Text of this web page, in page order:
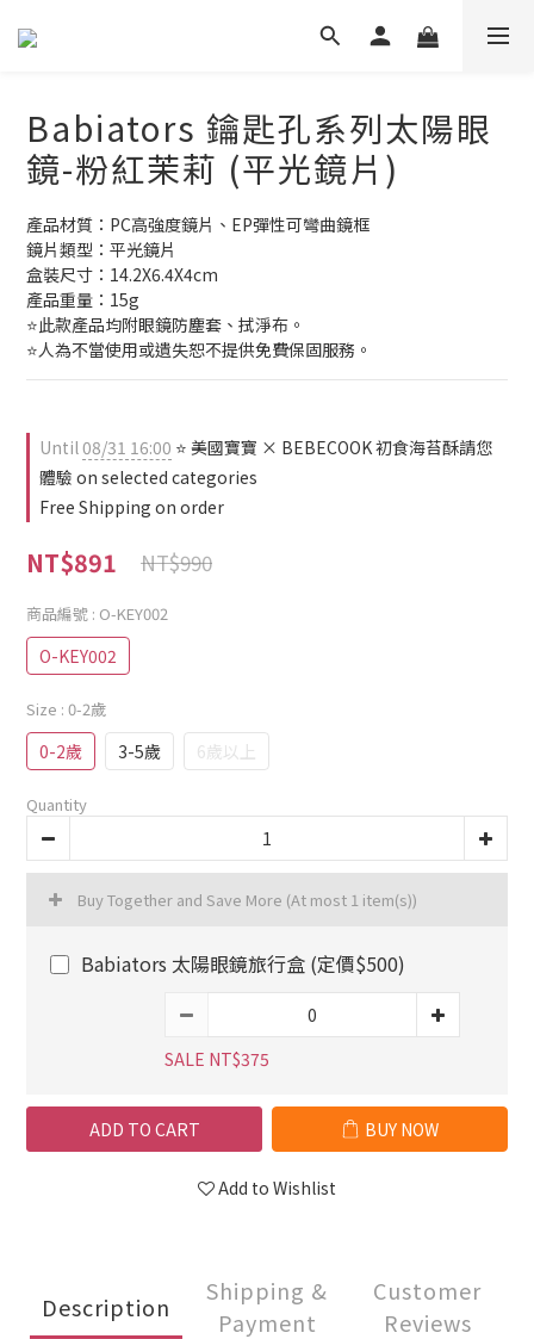
Babiators 鑰匙孔系列太陽眼
鏡-粉紅茉莉 (平光鏡片)
產品材質：PC高強度鏡片、EP彈性可彎曲鏡框
鏡片類型：平光鏡片
盒裝尺寸：14.2X6.4X4cm
產品重量：15g
⭐此款產品均附眼鏡防塵套、拭淨布。
⭐人為不當使用或遺失恕不提供免費保固服務。
Until08/31 16:00 ⭐ 美國寶寶 × BEBECOOK 初食海苔酥請您
體驗 on selected categories
Free Shipping on order
NT$891 NT$990
商品編號 : O-KEY002
O-KEY002
Size : 0-2歲
0-2歲 3-5歲 6歲以上
Quantity
Buy Together and Save More (At most 1 item(s))
Babiators 太陽眼鏡旅行盒 (定價$500)
SALE NT$375
ADD TO CART BUY NOW
Add to Wishlist
Description
Shipping &
Payment
Customer
Reviews